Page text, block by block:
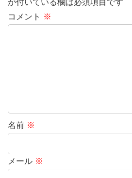
が付いている欄は必須項目です
コメント ※
名前 ※
メール ※